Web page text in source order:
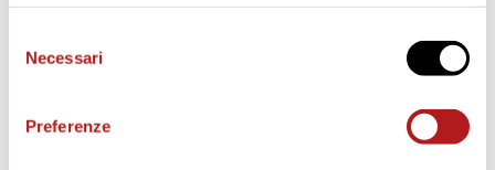
delNecessari
Preferenze